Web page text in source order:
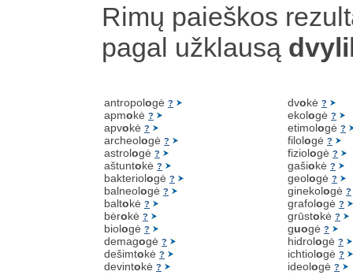
Rimų paieškos
pagal užklausą
antropologė ?
apmokė ?
apvokė ?
archeologė ?
astrologė ?
aštuntokė ?
bakteriologė ?
balneologė ?
baltokė ?
bėrokė ?
biologė ?
demagogė ?
dešimtokė ?
devintokė ?
dvokė ?
ekologė ?
etimologė ?
filologė ?
fiziologė ?
gašiokė ?
geologė ?
ginekologė ?
grafologė ?
grūstokė ?
guogė ?
hidrologė ?
ichtiologė ?
ideologė ?